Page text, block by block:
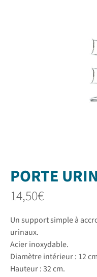
PORTE
14,50€
Un support simple à
urinaux.
Acier inoxydable.
Diamètre intérieur : 12 cm
Hauteur : 32 cm.